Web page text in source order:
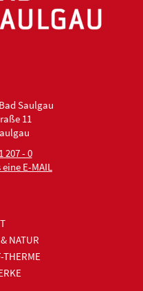
Saulgau
11
207 - 0
E-MAIL
NATUR